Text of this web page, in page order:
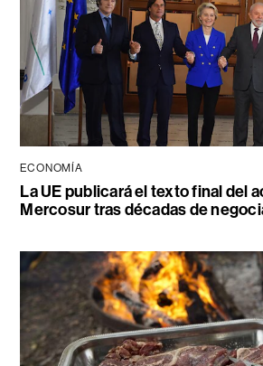
ECONOMÍA
La UE publicará el texto final del
Mercosur tras décadas de